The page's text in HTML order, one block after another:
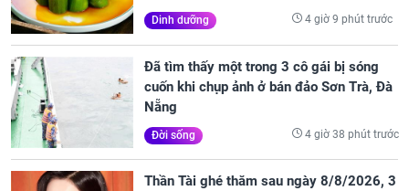
Dinh dưỡng 4 giờ 9 phút trước
Đã tìm thấy một trong 3 cô gái bị sóng
cuốn khi chụp ảnh ở bán đảo Sơn Trà, Đà
Nẵng
Đời sống 4 giờ 38 phút trước
Thần Tài ghé thăm sau ngày 8/8/2026, 3